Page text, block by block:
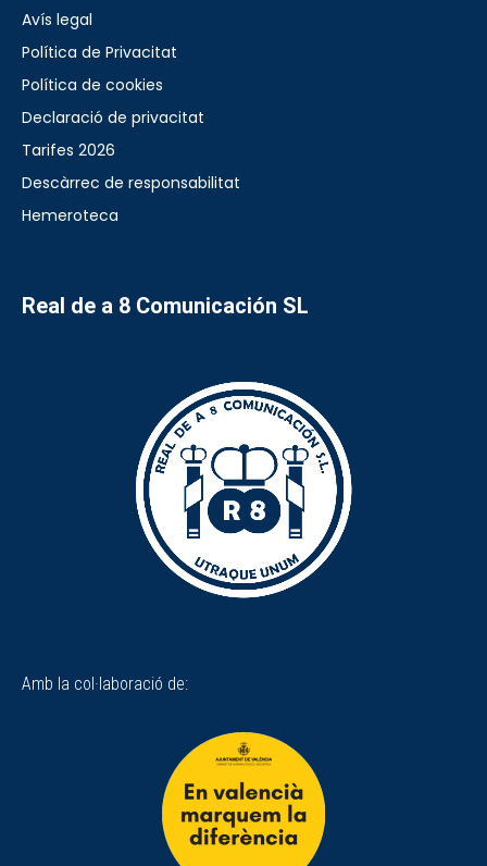
Avís legal
Política de Privacitat
Política de cookies
Declaració de privacitat
Tarifes 2026
Descàrrec de responsabilitat
Hemeroteca
Real de a 8 Comunicación SL
Amb la col·laboració de: